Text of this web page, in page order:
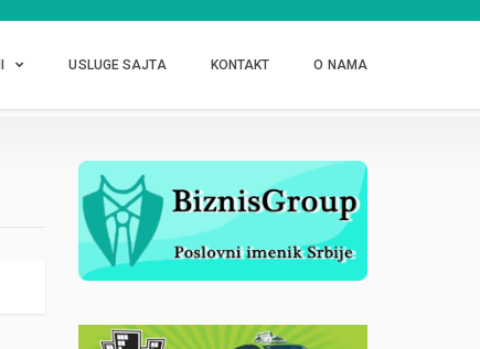
USLUGE SAJTA KONTAKT O NAMA